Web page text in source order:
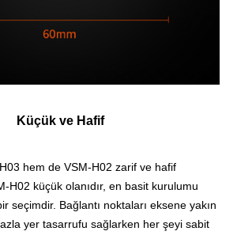
Küçük ve Hafif
hem de VSM-H02 zarif ve hafif
H02 küçük olanıdır, en basit kurulumu
seçimdir. Bağlantı noktaları eksene yakın
yer tasarrufu sağlarken her şeyi sabit